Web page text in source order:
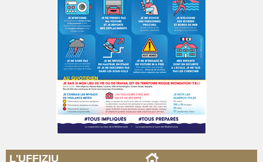
L'UFFIZIU